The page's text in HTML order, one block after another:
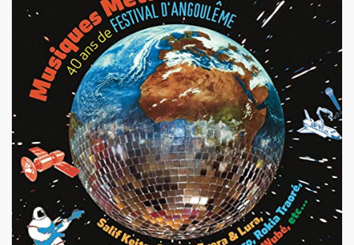
Labels:Lusafrica
Pays:Angola,Cap-Vert,Congo Kinshasa,France
Guinée Conakry,La Réunion,Madagascar,Mali,Mauritanie,
Nigeria, Sénégal
Afro-beat,Afro-blues, Afro-cubain,Afro-fusion/afrobeats,
Afro-jazz,Afro-reggae,Coladeira,Jazz,Maloya Morna,
Musique mandingue,Rumba congolaise,Salegy,Séga
Support :Compilation 3CD Parution :25/05/2015